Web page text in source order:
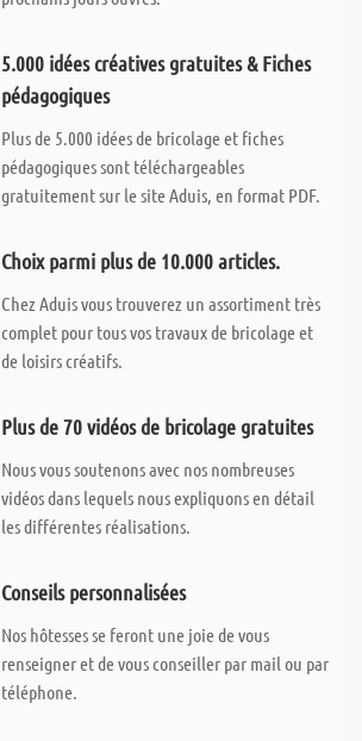
5.000 idées créatives gratuites & Fiches
pédagogiques
Plus de 5.000 idées de bricolage et fiches
pédagogiques sont téléchargeables
gratuitement sur le site Aduis, en format PDF.
Choix parmi plus de 10.000 articles.
Chez Aduis vous trouverez un assortiment très
complet pour tous vos travaux de bricolage et
de loisirs créatifs.
Plus de 70 vidéos de bricolage gratuites
Nous vous soutenons avec nos nombreuses
vidéos dans lequels nous expliquons en détail
les différentes réalisations.
Conseils personnalisées
Nos hôtesses se feront une joie de vous
renseigner et de vous conseiller par mail ou par
téléphone.